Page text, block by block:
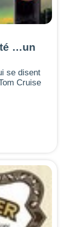
…un
se disent
Cruise